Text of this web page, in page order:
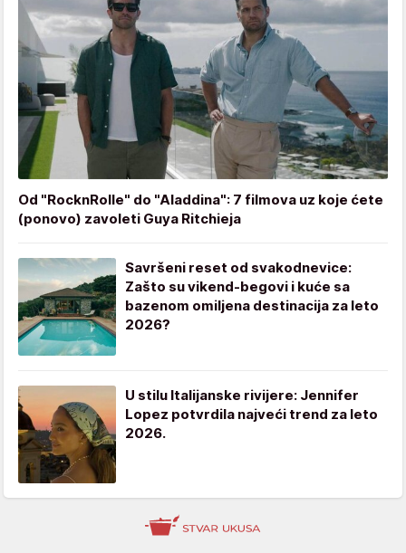
Od "RocknRolle" do "Aladdina": 7 filmova uz koje ćete
(ponovo) zavoleti Guya Ritchieja
Savršeni reset od svakodnevice:
Zašto su vikend-begovi i kuće sa
bazenom omiljena destinacija za leto
2026?
U stilu Italijanske rivijere: Jennifer
Lopez potvrdila najveći trend za leto
2026.